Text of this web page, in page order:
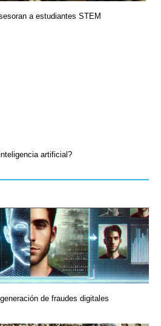
a estudiantes STEM
artificial?
de fraudes digitales